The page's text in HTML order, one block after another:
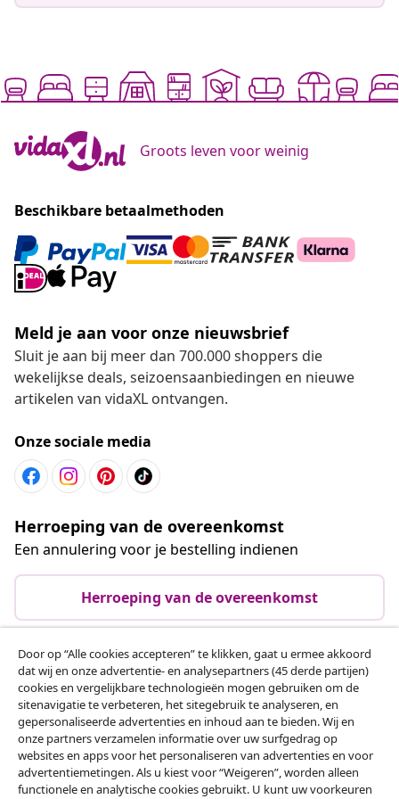
Groots leven voor weinig
Beschikbare betaalmethoden
Meld je aan voor onze nieuwsbrief
Sluit je aan bij meer dan 700.000 shoppers die
wekelijkse deals, seizoensaanbiedingen en nieuwe
artikelen van vidaXL ontvangen.
Onze sociale media
Herroeping van de overeenkomst
Een annulering voor je bestelling indienen
Herroeping van de overeenkomst
Klantenservice
Zakelijk
vidaXL
Door op “Alle cookies accepteren” te klikken, gaat u ermee akkoord
dat wij en onze advertentie- en analysepartners (45 derde partijen)
cookies en vergelijkbare technologieën mogen gebruiken om de
sitenavigatie te verbeteren, het sitegebruik te analyseren, en
gepersonaliseerde advertenties en inhoud aan te bieden. Wij en
onze partners verzamelen informatie over uw surfgedrag op
websites en apps voor het personaliseren van advertenties en voor
advertentiemetingen. Als u kiest voor “Weigeren”, worden alleen
functionele en analytische cookies gebruikt. U kunt uw voorkeuren